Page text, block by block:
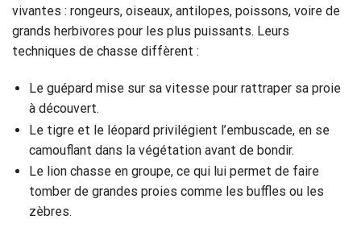
vivantes : rongeurs, oiseaux, antilopes, poissons, voire de
grands herbivores pour les plus puissants. Leurs
techniques de chasse diffèrent :
Le guépard mise sur sa vitesse pour rattraper sa proie
à découvert.
Le tigre et le léopard privilégient l’embuscade, en se
camouflant dans la végétation avant de bondir.
Le lion chasse en groupe, ce qui lui permet de faire
tomber de grandes proies comme les buffles ou les
zèbres.